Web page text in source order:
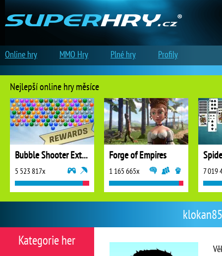
Kategorie her
Nejlepší online hry měsíce
Bubble Shooter Extreme
5 523 817x
Forge of Empires
1 165 665x 7 019
Online hry MMO Hry Plné hry Profily